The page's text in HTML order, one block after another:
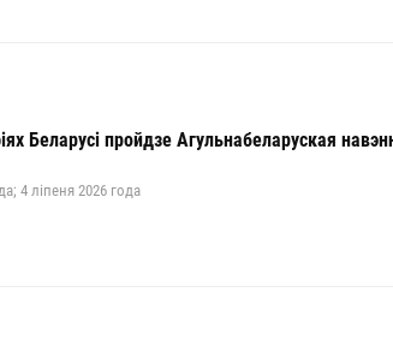
Беларусі пройдзе Агульнабеларуская
4 ліпеня 2026 года